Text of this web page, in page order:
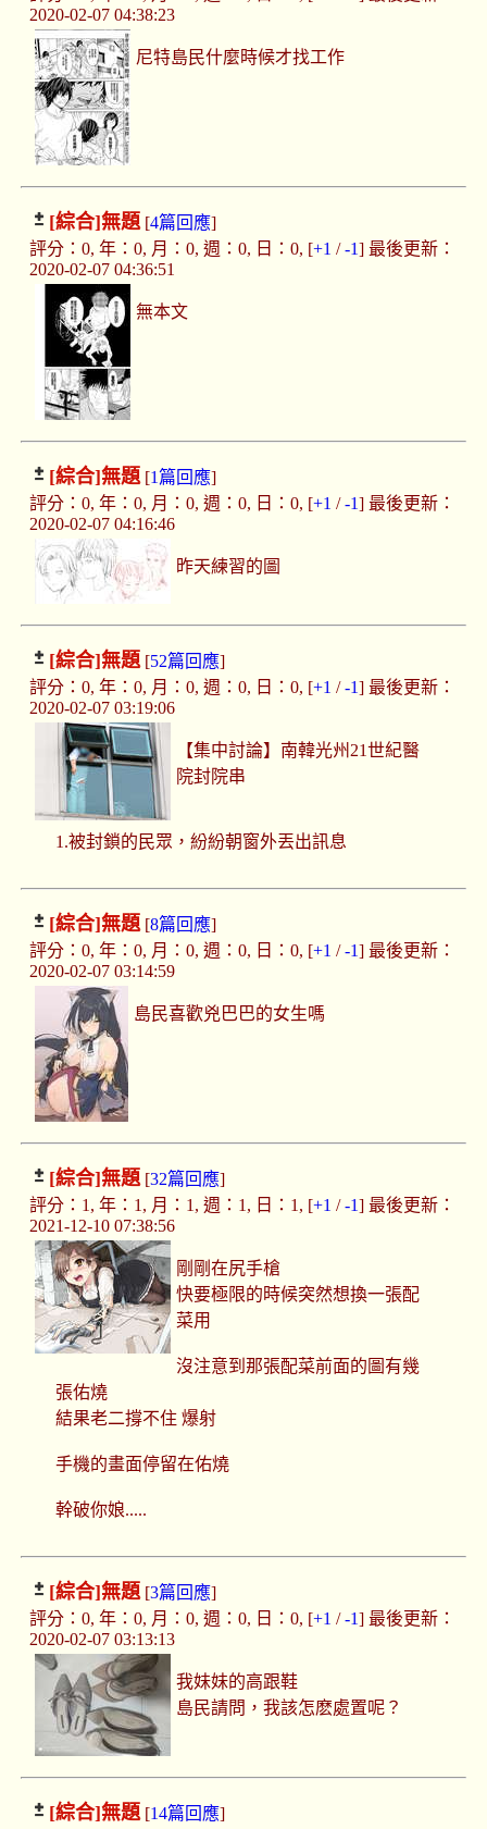
2020-02-07 04:38:23
尼特島民什麼時候才找工作
[綜合]無題[4篇回應]
評分：0, 年：0, 月：0, 週：0, 日：0, [+1 /-1] 最後更新：
2020-02-07 04:36:51
無本文
[綜合]無題[1篇回應]
評分：0, 年：0, 月：0, 週：0, 日：0, [+1 /-1] 最後更新：
2020-02-07 04:16:46
昨天練習的圖
[綜合]無題[52篇回應]
評分：0, 年：0, 月：0, 週：0, 日：0, [+1 /-1] 最後更新：
2020-02-07 03:19:06
【集中討論】南韓光州21世紀醫
院封院串
1.被封鎖的民眾，紛紛朝窗外丟出訊息
[綜合]無題[8篇回應]
評分：0, 年：0, 月：0, 週：0, 日：0, [+1 /-1] 最後更新：
2020-02-07 03:14:59
島民喜歡兇巴巴的女生嗎
[綜合]無題[32篇回應]
評分：1, 年：1, 月：1, 週：1, 日：1, [+1 /-1] 最後更新：
2021-12-10 07:38:56
剛剛在尻手槍
快要極限的時候突然想換一張配
菜用
沒注意到那張配菜前面的圖有幾
張佑燒
結果老二撐不住 爆射
手機的畫面停留在佑燒
幹破你娘.....
[綜合]無題[3篇回應]
評分：0, 年：0, 月：0, 週：0, 日：0, [+1 /-1] 最後更新：
2020-02-07 03:13:13
我妹妹的高跟鞋
島民請問，我該怎麽處置呢？
[綜合]無題[14篇回應]